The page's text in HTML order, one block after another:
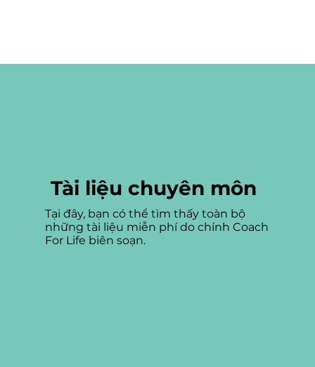
Tài liệu chuyên môn
Tại đây, bạn có thể tìm thấy toàn bộ
những tài liệu miễn phí do chính Coach
For Life biên soạn.